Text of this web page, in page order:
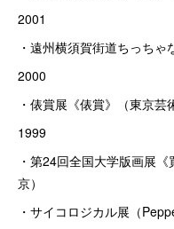
2001
・遠州横須賀街道ちっちゃ
2000
・俵賞展《俵賞》（東京芸
1999
・第24回全国大学版画展
京）
・サイコロジカル展（